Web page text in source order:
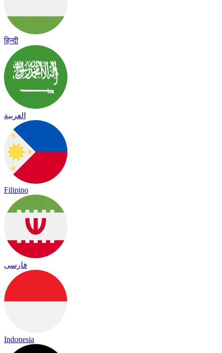
हिन्दी
العربية
Filipino
فارسی
Indonesia